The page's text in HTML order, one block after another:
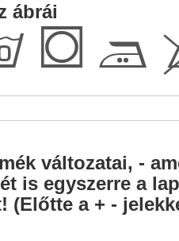
ábrái
Q E
változatai, -
is egyszerre a
(Előtte a + -